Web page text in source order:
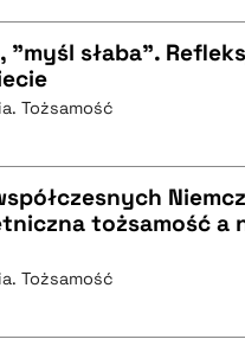
"myśl słaba".
Tożsamość
tożsamość a
Tożsamość